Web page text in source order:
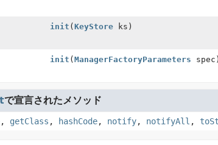
init ( KeyStoreks)
init ( ManagerFactoryParameters spec)
で宣言されたメソッド
, getClass , hashCode, notify, notifyAll ,